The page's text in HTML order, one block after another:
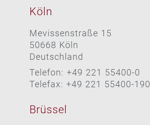
Köln
Mevissenstraße 15
50668 Köln
Deutschland
Telefon: +49 221 55400-0
Telefax: +49 221 55400-190
Brüssel